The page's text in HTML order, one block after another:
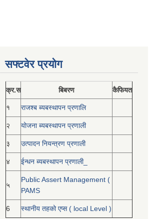
सफ्टवेर प्रयोग
क्र.स बिबरण कैफियत
१ राजश्ब ब्यबस्थापन प्रणालि
२ योजना ब्यबस्थापन प्रणाली
३ उत्पादन नियन्त्रण प्रणाली
४ ईन्धन ब्यबस्थापन प्रणाली_
५
Public Assert Management (
PAMS
6 स्थानीय तहको एप्स ( local Level )